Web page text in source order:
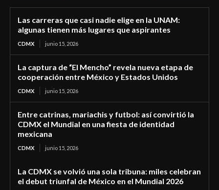
Las carreras que casi nadie elige en la UNAM:
algunas tienen más lugares que aspirantes
CDMX junio 15, 2026
La captura de “El Mencho” revela nueva etapa de
cooperación entre México y Estados Unidos
CDMX junio 15, 2026
Entre catrinas, mariachis y futbol: así convirtió la
CDMX el Mundial en una fiesta de identidad
mexicana
CDMX junio 15, 2026
La CDMX se volvió una sola tribuna: miles celebran
el debut triunfal de México en el Mundial 2026